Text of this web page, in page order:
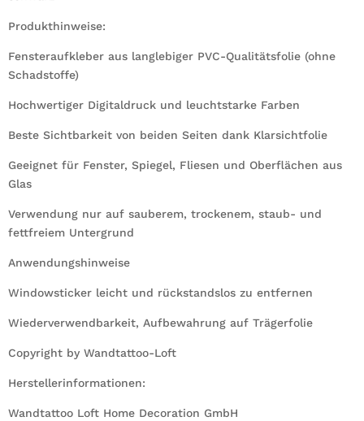
Produkthinweise:
Fensteraufkleber aus langlebiger PVC-Qualitätsfolie (ohne
Schadstoffe)
Hochwertiger Digitaldruck und leuchtstarke Farben
Beste Sichtbarkeit von beiden Seiten dank Klarsichtfolie
Geeignet für Fenster, Spiegel, Fliesen und Oberflächen aus
Glas
Verwendung nur auf sauberem, trockenem, staub- und
fettfreiem Untergrund
Anwendungshinweise
Windowsticker leicht und rückstandslos zu entfernen
Wiederverwendbarkeit, Aufbewahrung auf Trägerfolie
Copyright by Wandtattoo-Loft
Herstellerinformationen:
Wandtattoo Loft Home Decoration GmbH